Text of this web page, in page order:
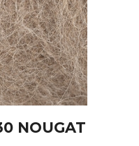
NOUGAT